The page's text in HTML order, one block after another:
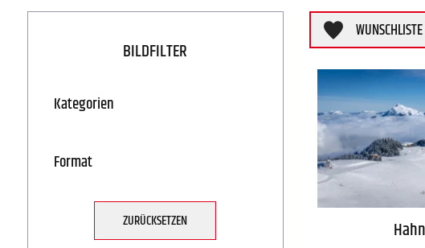
BILDFILTER
Kategorien
Format
ZURÜCKSETZEN